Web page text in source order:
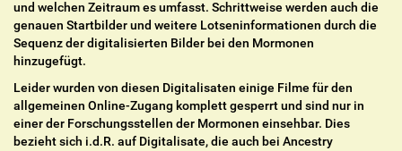
und welchen Zeitraum es umfasst. Schrittweise werden auch die
genauen Startbilder und weitere Lotseninformationen durch die
Sequenz der digitalisierten Bilder bei den Mormonen
hinzugefügt.
Leider wurden von diesen Digitalisaten einige Filme für den
allgemeinen Online-Zugang komplett gesperrt und sind nur in
einer der Forschungsstellen der Mormonen einsehbar. Dies
bezieht sich i.d.R. auf Digitalisate, die auch bei Ancestry